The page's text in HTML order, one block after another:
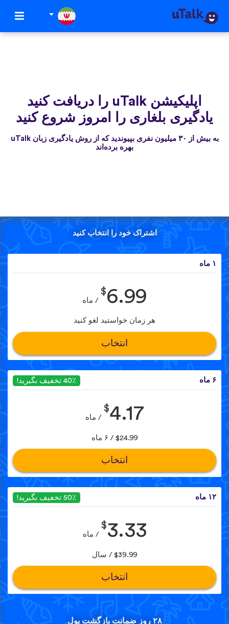
اپلیکیشن uTalk‌ را دریافت کنید
یادگیری بلغاری را امروز شروع کنید
به بیش از ۳۰ میلیون نفری بپیوندید که از روش یادگیری زبان uTalk
بهره برده‌اند
اشتراک خود را انتخاب کنید
۱ ماه
$6.99 / ماه
هر زمان خواستید لغو کنید
انتخاب
۶ ماه 40٪ تخفیف بگیرید!
$4.17 / ماه
$24.99 / ۶ ماه
انتخاب
۱۲ ماه 50٪ تخفیف بگیرید!
$3.33 / ماه
$39.99 / سال
انتخاب
۲۸ روز ضمانت بازگشت پول